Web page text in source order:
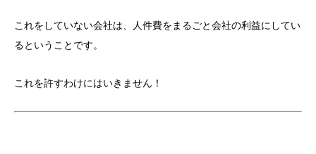
これをしていない会社は、人件費をまるごと会社の利益にしてい
るということです。
これを許すわけにはいきません！